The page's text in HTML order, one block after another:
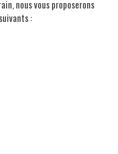
nous vous proposerons
: